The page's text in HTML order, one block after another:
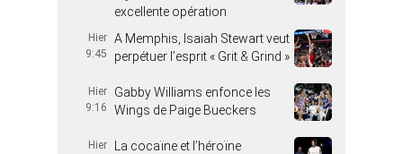
excellente opération
Hier
9:45
A Memphis, Isaiah Stewart veut
perpétuer l’esprit « Grit & Grind »
Hier
9:16
Gabby Williams enfonce les
Wings de Paige Bueckers
Hier
La cocaïne et l’héroïne